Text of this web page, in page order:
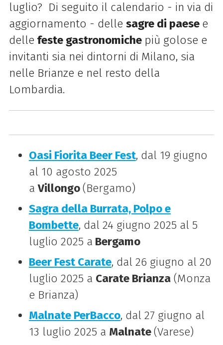
luglio? Di seguito il calendario - in via di
aggiornamento - delle sagre di paese e
delle feste gastronomiche più golose e
invitanti sia nei dintorni di Milano, sia
nelle Brianze e nel resto della
Lombardia.
Oasi Fiorita Beer Fest, dal 19 giugno
al 10 agosto 2025
aVillongo(Bergamo)
Sagra della Burrata, Polpo e
Bombette, dal 24 giugno 2025 al 5
luglio 2025 a Bergamo
Beer Fest Carate, dal 26 giugno al 20
luglio 2025 a Carate Brianza(Monza
e Brianza)
Malnate PerBacco, dal 27 giugno al
13 luglio 2025 a Malnate(Varese)